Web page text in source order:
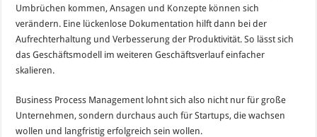
Umbrüchen kommen, Ansagen und Konzepte können sich
verändern. Eine lückenlose Dokumentation hilft dann bei der
Aufrechterhaltung und Verbesserung der Produktivität. So lässt sich
das Geschäftsmodell im weiteren Geschäftsverlauf einfacher
skalieren.
Business Process Management lohnt sich also nicht nur für große
Unternehmen, sondern durchaus auch für Startups, die wachsen
wollen und langfristig erfolgreich sein wollen.